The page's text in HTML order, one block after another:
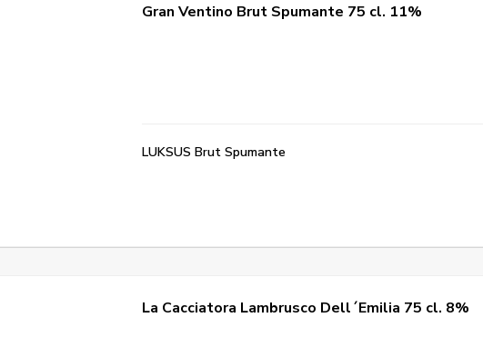
Gran Ventino Brut Spumante 75 cl. 11%
LUKSUS Brut Spumante
La Cacciatora Lambrusco Dell´Emilia 75 cl. 8%